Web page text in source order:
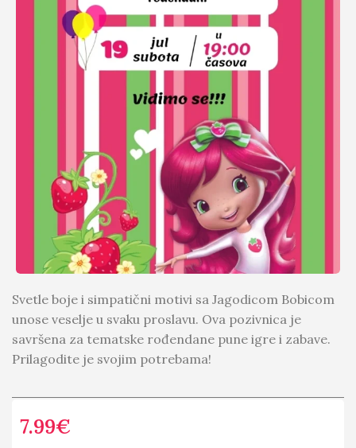
Svetle boje i simpatični motivi sa Jagodicom Bobicom
unose veselje u svaku proslavu. Ova pozivnica je
savršena za tematske rođendane pune igre i zabave.
Prilagodite je svojim potrebama!
7.99€